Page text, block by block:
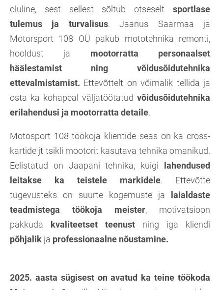
oluline, sest sellest sõltub otseselt sportlase
tulemus ja turvalisus. Jaanus Saarmaa ja
Motorsport 108 OÜ pakub mototehnika remonti,
hooldust ja mootorratta personaalset
häälestamist ning võidusõidutehnika
ettevalmistamist. Ettevõttelt on võimalik tellida ja
osta ka kohapeal väljatöötatud võidusõidutehnika
erilahendusi ja mootorratta detaile.
Motosport 108 töökoja klientide seas on ka cross-
kartide jt tsikli mootorit kasutava tehnika omanikud.
Eelistatud on Jaapani tehnika, kuigi lahendused
leitakse ka teistele markidele. Ettevõtte
tugevusteks on suurte kogemuste ja laialdaste
teadmistega töökoja meister, motivatsioon
pakkuda kvaliteetset teenust ning iga kliendi
põhjalik ja professionaalne nõustamine.
2025. aasta sügisest on avatud ka teine töökoda